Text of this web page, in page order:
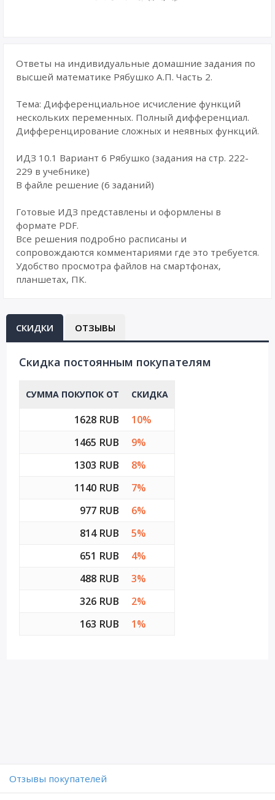
Ответы на индивидуальные домашние задания по
высшей математике Рябушко А.П. Часть 2.
Тема: Дифференциальное исчисление функций
нескольких переменных. Полный дифференциал.
Дифференцирование сложных и неявных функций.
ИДЗ 10.1 Вариант 6 Рябушко (задания на стр. 222-
229 в учебнике)
В файле решение (6 заданий)
Готовые ИДЗ представлены и оформлены в
формате PDF.
Все решения подробно расписаны и
сопровождаются комментариями где это требуется.
Удобство просмотра файлов на смартфонах,
планшетах, ПК.
СКИДКИ ОТЗЫВЫ
Cкидка постоянным покупателям
СУММА ПОКУПОК ОТ СКИДКА
1628 RUB
10%
1465 RUB
9%
1303 RUB
8%
1140 RUB
7%
977 RUB
6%
814 RUB
5%
651 RUB
4%
488 RUB
3%
326 RUB
2%
163 RUB
1%
Отзывы покупателей